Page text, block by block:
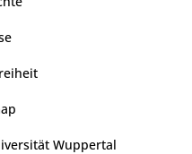
Wuppertal